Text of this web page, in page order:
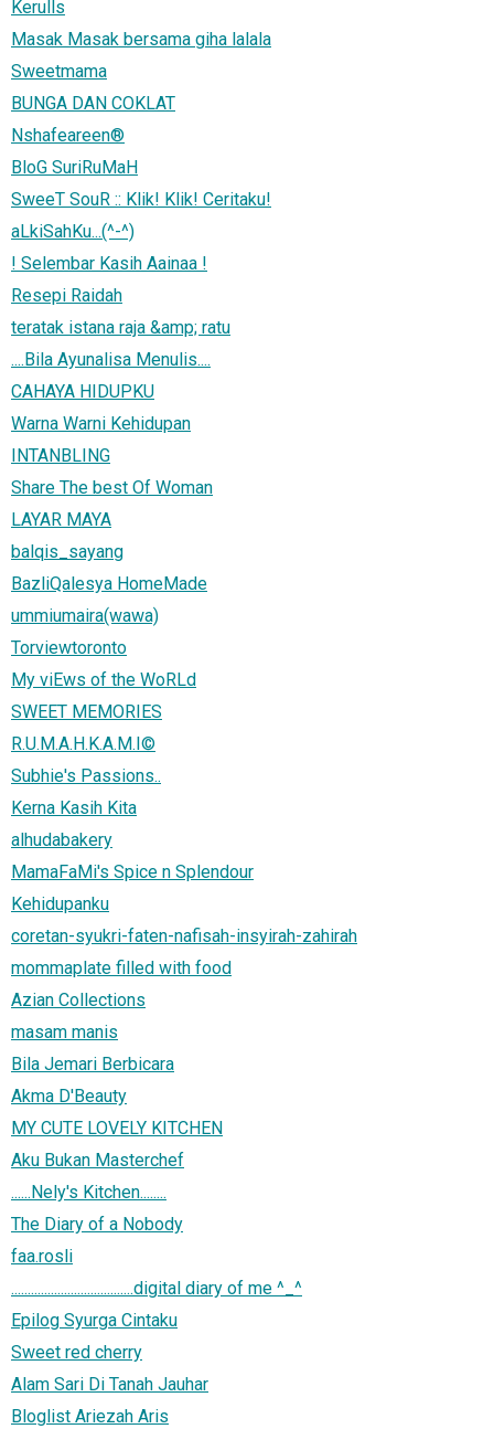
Kerulls
Masak Masak bersama giha lalala
Sweetmama
BUNGA DAN COKLAT
Nshafeareen®
BloG SuriRuMaH
SweeT SouR :: Klik! Klik! Ceritaku!
aLkiSahKu...(^-^)
! Selembar Kasih Aainaa !
Resepi Raidah
teratak istana raja &amp; ratu
....Bila Ayunalisa Menulis....
CAHAYA HIDUPKU
Warna Warni Kehidupan
INTANBLING
Share The best Of Woman
LAYAR MAYA
balqis_sayang
BazliQalesya HomeMade
ummiumaira(wawa)
Torviewtoronto
My viEws of the WoRLd
SWEET MEMORIES
R.U.M.A.H.K.A.M.I©
Subhie's Passions..
Kerna Kasih Kita
alhudabakery
MamaFaMi's Spice n Splendour
Kehidupanku
coretan-syukri-faten-nafisah-insyirah-zahirah
mommaplate filled with food
Azian Collections
masam manis
Bila Jemari Berbicara
Akma D'Beauty
MY CUTE LOVELY KITCHEN
Aku Bukan Masterchef
......Nely's Kitchen........
The Diary of a Nobody
faa.rosli
.....................................digital diary of me ^_^
Epilog Syurga Cintaku
Sweet red cherry
Alam Sari Di Tanah Jauhar
Bloglist Ariezah Aris